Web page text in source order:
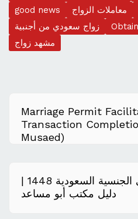
good news
معاملات الزواج
زواج سعودي من أجنبية
مشهد زواج
Marriage Permit
Transaction
Musaed)
شروط الحصول على الجنسية السعودية 1448 |
دليل مكتب أبو مساعد